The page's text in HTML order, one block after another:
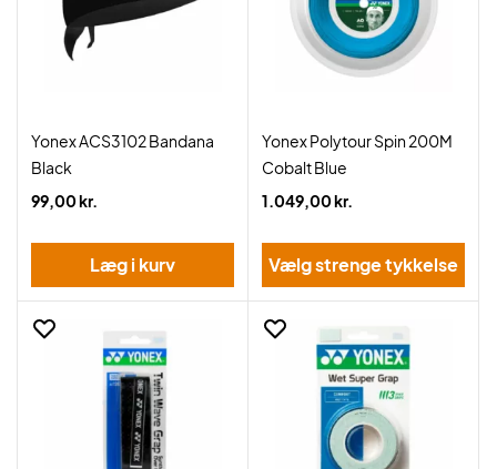
Yonex ACS3102 Bandana
Black
99,00 kr.
Læg i kurv
Yonex Polytour Spin 200M
Cobalt Blue
1.049,00 kr.
Vælg strenge tykkelse